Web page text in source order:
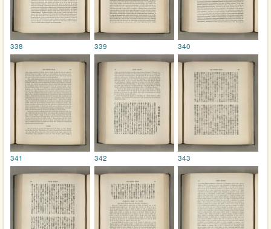
338 339 340
341 342 343